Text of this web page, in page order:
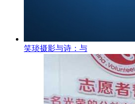
笑琰摄影与诗：与